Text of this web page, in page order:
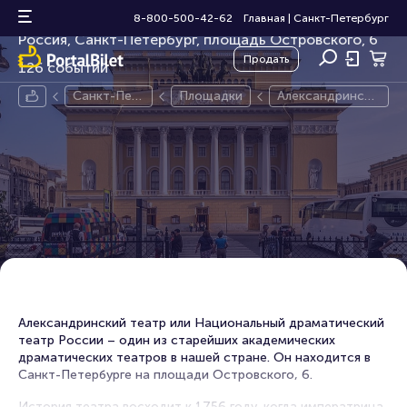
8-800-500-42-62 Главная Санкт-Петербург
Продать
Александринский театр
Россия, Санкт-Петербург, площадь Островского, 6
126 событий
Санкт-Пет
ербург
Площадки
Александрински
й театр
Александринский театр или Национальный драматический
театр России – один из старейших академических
драматических театров в нашей стране. Он находится в
Санкт-Петербурге на площади Островского, 6.